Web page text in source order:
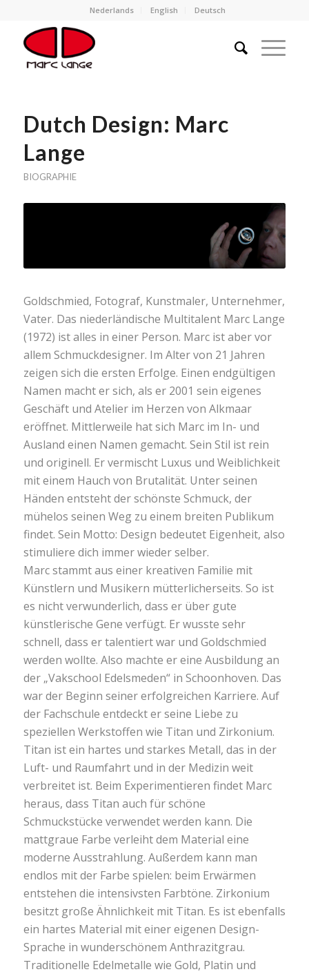
Nederlands English Deutsch
Dutch Design: Marc
Lange
BIOGRAPHIE
Goldschmied, Fotograf, Kunstmaler, Unternehmer,
Vater. Das niederländische Multitalent Marc Lange
(1972) ist alles in einer Person. Marc ist aber vor
allem Schmuckdesigner. Im Alter von 21 Jahren
zeigen sich die ersten Erfolge. Einen endgültigen
Namen macht er sich, als er 2001 sein eigenes
Geschäft und Atelier im Herzen von Alkmaar
eröffnet. Mittlerweile hat sich Marc im In- und
Ausland einen Namen gemacht. Sein Stil ist rein
und originell. Er vermischt Luxus und Weiblichkeit
mit einem Hauch von Brutalität. Unter seinen
Händen entsteht der schönste Schmuck, der
mühelos seinen Weg zu einem breiten Publikum
findet. Sein Motto: Design bedeutet Eigenheit, also
stimuliere dich immer wieder selber.
Marc stammt aus einer kreativen Familie mit
Künstlern und Musikern mütterlicherseits. So ist
es nicht verwunderlich, dass er über gute
künstlerische Gene verfügt. Er wusste sehr
schnell, dass er talentiert war und Goldschmied
werden wollte. Also machte er eine Ausbildung an
der „Vakschool Edelsmeden“ in Schoonhoven. Das
war der Beginn seiner erfolgreichen Karriere. Auf
der Fachschule entdeckt er seine Liebe zu
speziellen Werkstoffen wie Titan und Zirkonium.
Titan ist ein hartes und starkes Metall, das in der
Luft- und Raumfahrt und in der Medizin weit
verbreitet ist. Beim Experimentieren findet Marc
heraus, dass Titan auch für schöne
Schmuckstücke verwendet werden kann. Die
mattgraue Farbe verleiht dem Material eine
moderne Ausstrahlung. Außerdem kann man
endlos mit der Farbe spielen: beim Erwärmen
entstehen die intensivsten Farbtöne. Zirkonium
besitzt große Ähnlichkeit mit Titan. Es ist ebenfalls
ein hartes Material mit einer eigenen Design-
Sprache in wunderschönem Anthrazitgrau.
Traditionelle Edelmetalle wie Gold, Platin und